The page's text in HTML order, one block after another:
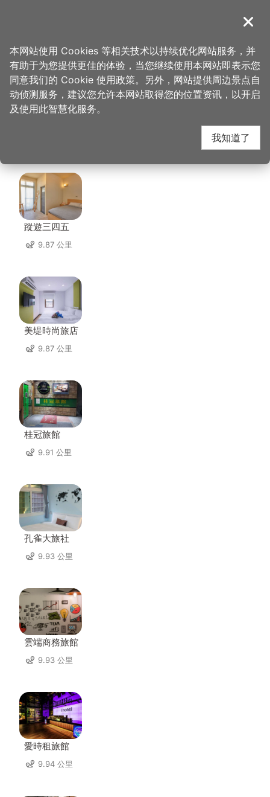
導覽
首页 > 想去的地方 > 住宿 > 樱珍大饭店(2星)
樱珍大饭店(2星) 周边
住宿
蹤遊三四五
9.87 公里
美堤時尚旅店
9.87 公里
桂冠旅館
9.91 公里
孔雀大旅社
9.93 公里
雲端商務旅館
9.93 公里
愛時租旅館
9.94 公里
关闭
本网站使用 Cookies 等相关技术以持续优化网站服务，并
有助于为您提供更佳的体验，当您继续使用本网站即表示您
同意我们的 Cookie 使用政策。另外，网站提供周边景点自
动侦测服务，建议您允许本网站取得您的位置资讯，以开启
及使用此智慧化服务。
我知道了